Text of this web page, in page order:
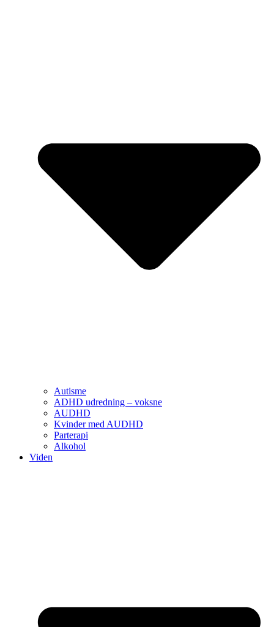
Autisme
ADHD udredning – voksne
AUDHD
Kvinder med AUDHD
Parterapi
Alkohol
Viden